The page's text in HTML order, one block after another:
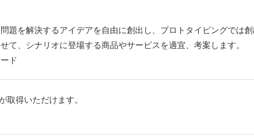
を解決するアイデアを⾃由に創出し、プロトタイピングでは
、シナリオに登場する商品やサービスを適宜、考案します。
ド
得いただけます。